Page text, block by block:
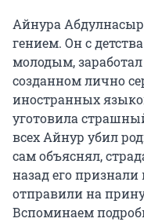
Айнура
гением. Он с
молодым,
созданном лично
иностранных
уготовила
всех Айнур убил
сам объяснял,
назад его
отправили на
Вспоминаем